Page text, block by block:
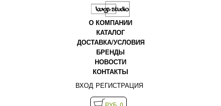
О КОМПАНИИ
КАТАЛОГ
ДОСТАВКА/УСЛОВИЯ
БРЕНДЫ
НОВОСТИ
КОНТАКТЫ
ВХОД РЕГИСТРАЦИЯ
РУБ. 0